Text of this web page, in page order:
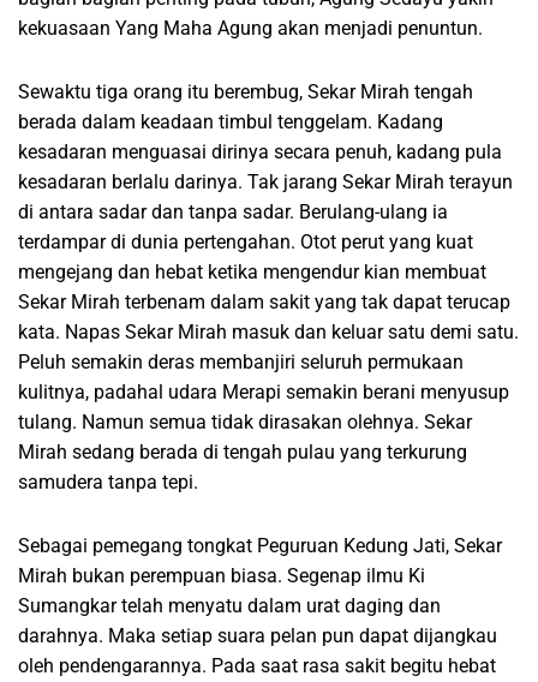
kekuasaan Yang Maha Agung akan menjadi penuntun.
Sewaktu tiga orang itu berembug, Sekar Mirah tengah
berada dalam keadaan timbul tenggelam. Kadang
kesadaran menguasai dirinya secara penuh, kadang pula
kesadaran berlalu darinya. Tak jarang Sekar Mirah terayun
di antara sadar dan tanpa sadar. Berulang-ulang ia
terdampar di dunia pertengahan. Otot perut yang kuat
mengejang dan hebat ketika mengendur kian membuat
Sekar Mirah terbenam dalam sakit yang tak dapat terucap
kata. Napas Sekar Mirah masuk dan keluar satu demi satu.
Peluh semakin deras membanjiri seluruh permukaan
kulitnya, padahal udara Merapi semakin berani menyusup
tulang. Namun semua tidak dirasakan olehnya. Sekar
Mirah sedang berada di tengah pulau yang terkurung
samudera tanpa tepi.
Sebagai pemegang tongkat Peguruan Kedung Jati, Sekar
Mirah bukan perempuan biasa. Segenap ilmu Ki
Sumangkar telah menyatu dalam urat daging dan
darahnya. Maka setiap suara pelan pun dapat dijangkau
oleh pendengarannya. Pada saat rasa sakit begitu hebat